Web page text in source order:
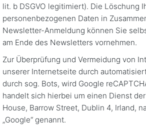
lit. b DSGVO legitimiert). Die Löschung
personenbezogenen Daten in
Newsletter-Anmeldung können Sie
am Ende des Newsletters vornehmen.
Zur Überprüfung und Vermeidung von
unserer Internetseite durch
durch sog. Bots, wird Google
handelt sich hierbei um einen Dienst
House, Barrow Street, Dublin 4, Irland,
„Google“ genannt.